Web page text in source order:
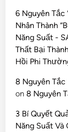
6 Nguyên Tắc
Nhân Thành
Năng Suất -
Thất Bại
Hồi Phi
8 Nguyên
on 8 Nguyên
3 Bí Quyết
Năng Suất Và